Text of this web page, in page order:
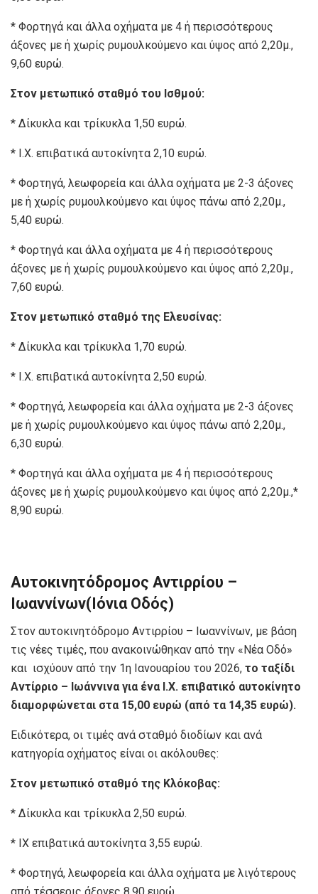
* Φορτηγά και άλλα οχήματα με 4 ή περισσότερους
άξονες με ή χωρίς ρυμουλκούμενο και ύψος από 2,20μ.,
9,60 ευρώ.
Στον μετωπικό σταθμό του Ισθμού:
* Δίκυκλα και τρίκυκλα 1,50 ευρώ.
* Ι.Χ. επιβατικά αυτοκίνητα 2,10 ευρώ.
* Φορτηγά, λεωφορεία και άλλα οχήματα με 2-3 άξονες
με ή χωρίς ρυμουλκούμενο και ύψος πάνω από 2,20μ.,
5,40 ευρώ.
* Φορτηγά και άλλα οχήματα με 4 ή περισσότερους
άξονες με ή χωρίς ρυμουλκούμενο και ύψος από 2,20μ.,
7,60 ευρώ.
Στον μετωπικό σταθμό της Ελευσίνας:
* Δίκυκλα και τρίκυκλα 1,70 ευρώ.
* Ι.Χ. επιβατικά αυτοκίνητα 2,50 ευρώ.
* Φορτηγά, λεωφορεία και άλλα οχήματα με 2-3 άξονες
με ή χωρίς ρυμουλκούμενο και ύψος πάνω από 2,20μ.,
6,30 ευρώ.
* Φορτηγά και άλλα οχήματα με 4 ή περισσότερους
άξονες με ή χωρίς ρυμουλκούμενο και ύψος από 2,20μ.,*
8,90 ευρώ.
Αυτοκινητόδρομος Αντιρρίου –
Ιωαννίνων(Ιόνια Οδός)
Στον αυτοκινητόδρομο Αντιρρίου – Ιωαννίνων, με βάση
τις νέες τιμές, που ανακοινώθηκαν από την «Νέα Οδό»
και ισχύουν από την 1η Ιανουαρίου του 2026, το ταξίδι
Αντίρριο – Ιωάννινα για ένα Ι.Χ. επιβατικό αυτοκίνητο
διαμορφώνεται στα 15,00 ευρώ (από τα 14,35 ευρώ).
Ειδικότερα, οι τιμές ανά σταθμό διοδίων και ανά
κατηγορία οχήματος είναι οι ακόλουθες:
Στον μετωπικό σταθμό της Κλόκοβας:
* Δίκυκλα και τρίκυκλα 2,50 ευρώ.
* ΙΧ επιβατικά αυτοκίνητα 3,55 ευρώ.
* Φορτηγά, λεωφορεία και άλλα οχήματα με λιγότερους